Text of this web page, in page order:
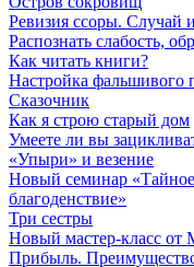
Ревизия ссоры. Случай
Распознать слабость,
Как читать книги?
Настройка
Сказочник
Как я строю старый дом
Умеете ли вы
«Упыри» и везение
Новый семинар
благоденствие»
Три сестры
Новый мастер-класс
Прибыль.